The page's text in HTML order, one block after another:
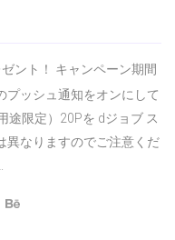
ント！ キャンペーン期間
ッシュ通知をオンにして
途限定）20Pを dジョブ ス
異なりますのでご注意くだ